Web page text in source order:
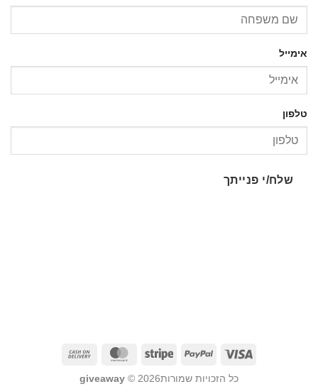
אימייל
טלפון
שלח/י פנייתך
כל הזכויות שמורות2026 © giveaway